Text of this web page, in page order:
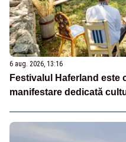
6 aug. 2026, 13:16
Festivalul Haferland este
manifestare dedicată